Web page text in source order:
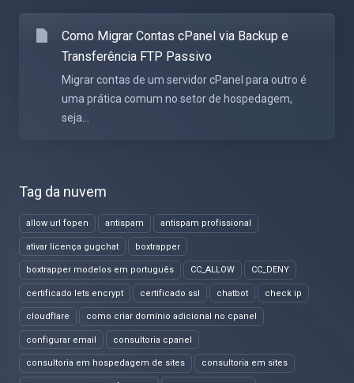
Tag da nuvem
allow url fopen antispam antispam profissional
ativar licença gugchat boxtrapper
boxtrapper modelos em português CC_ALLOW CC_DENY
certificado lets encrypt certificado ssl chatbot check ip
cloudflare como criar domínio adicional no cpanel
configurar email consultoria cpanel
consultoria em hospedagem de sites consultoria em sites
Como Migrar Contas cPanel via Backup e
Transferência FTP Passivo
Migrar contas de um servidor cPanel para outro é
uma prática comum no setor de hospedagem,
seja...